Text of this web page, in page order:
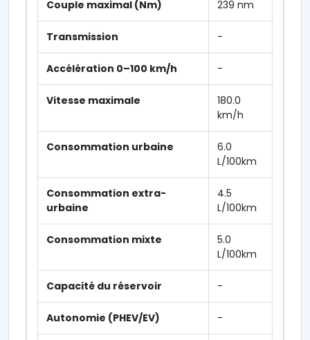
Couple maximal (Nm) 239 nm
Transmission -
Accélération 0–100 km/h -
Vitesse maximale
180.0
km/h
Consommation urbaine
6.0
L/100km
Consommation extra-
urbaine
4.5
L/100km
Consommation mixte
5.0
L/100km
Capacité du réservoir -
Autonomie (PHEV/EV) -